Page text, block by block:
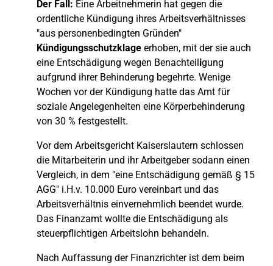
Der Fall: Eine Arbeitnehmerin hat gegen die
ordentliche Kündigung ihres Arbeitsverhältnisses
"aus personenbedingten Gründen"
Kündigungsschutzklage erhoben, mit der sie auch
eine Entschädigung wegen Benachteiligung
aufgrund ihrer Behinderung begehrte. Wenige
Wochen vor der Kündigung hatte das Amt für
soziale Angelegenheiten eine Körperbehinderung
von 30 % festgestellt.
Vor dem Arbeitsgericht Kaiserslautern schlossen
die Mitarbeiterin und ihr Arbeitgeber sodann einen
Vergleich, in dem "eine Entschädigung gemäß § 15
AGG" i.H.v. 10.000 Euro vereinbart und das
Arbeitsverhältnis einvernehmlich beendet wurde.
Das Finanzamt wollte die Entschädigung als
steuerpflichtigen Arbeitslohn behandeln.
Nach Auffassung der Finanzrichter ist dem beim